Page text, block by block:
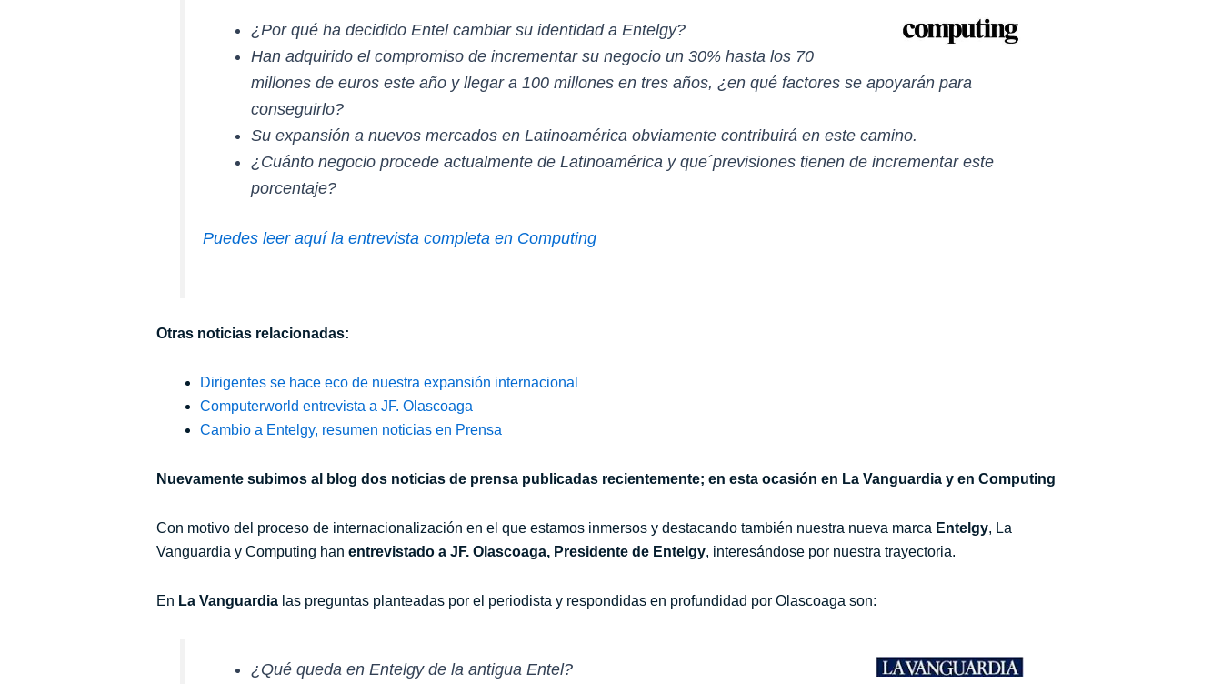
¿Por qué ha decidido Entel cambiar su identidad a Entelgy?
Han adquirido el compromiso de incrementar su negocio un 30% hasta los 70
millones de euros este año y llegar a 100 millones en tres años, ¿en qué factores se apoyarán para
conseguirlo?
Su expansión a nuevos mercados en Latinoamérica obviamente contribuirá en este camino.
¿Cuánto negocio procede actualmente de Latinoamérica y que´previsiones tienen de incrementar este
porcentaje?
Puedes leer aquí la entrevista completa en Computing
Otras noticias relacionadas:
Dirigentes se hace eco de nuestra expansión internacional
Computerworld entrevista a JF. Olascoaga
Cambio a Entelgy, resumen noticias en Prensa
Nuevamente subimos al blog dos noticias de prensa publicadas recientemente; en esta ocasión en La Vanguardia y en Computing
Con motivo del proceso de internacionalización en el que estamos inmersos y destacando también nuestra nueva marca Entelgy, La
Vanguardia y Computing han entrevistado a JF. Olascoaga, Presidente de Entelgy, interesándose por nuestra trayectoria.
En La Vanguardia las preguntas planteadas por el periodista y respondidas en profundidad por Olascoaga son:
¿Qué queda en Entelgy de la antigua Entel?